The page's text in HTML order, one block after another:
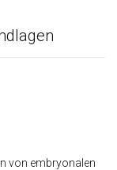
von embryonalen